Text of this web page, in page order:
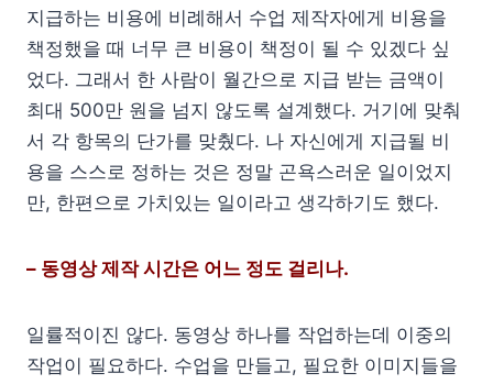
지급하는 비용에 비례해서 수업 제작자에게 비용을
책정했을 때 너무 큰 비용이 책정이 될 수 있겠다 싶
었다. 그래서 한 사람이 월간으로 지급 받는 금액이
최대 500만 원을 넘지 않도록 설계했다. 거기에 맞춰
서 각 항목의 단가를 맞췄다. 나 자신에게 지급될 비
용을 스스로 정하는 것은 정말 곤욕스러운 일이었지
만, 한편으로 가치있는 일이라고 생각하기도 했다.
– 동영상 제작 시간은 어느 정도 걸리나.
일률적이진 않다. 동영상 하나를 작업하는데 이중의
작업이 필요하다. 수업을 만들고, 필요한 이미지들을